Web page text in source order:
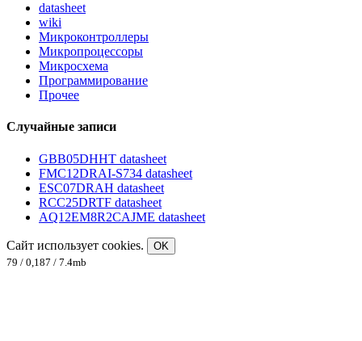
datasheet
wiki
Микроконтроллеры
Микропроцессоры
Микросхема
Программирование
Прочее
Случайные записи
GBB05DHHT datasheet
FMC12DRAI-S734 datasheet
ESC07DRAH datasheet
RCC25DRTF datasheet
AQ12EM8R2CAJME datasheet
Сайт использует cookies.
OK
79 / 0,187 / 7.4mb